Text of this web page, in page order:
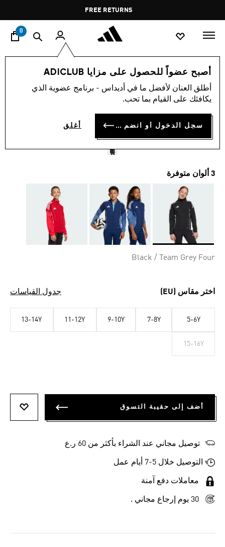
Pause
promotion
rotation
FREE RETURNS
0
أصبح عضواً للحصول على مزايا ADICLUB
أطلق العنان لأفضل ما في أديداس - برنامج عضوية الذي
يكافئك على القيام بما تحب.
سجل الدخول أو انضم الآن أغلق
الأطفال الملابس
جاكيت تدريب للأطفال TIRO 25
COMPETITION
OMR 26.25
3 ألوان متوفرة
Black / Team Grey Four
اختر مقاس (EU) جدول القياسات
5-6Y
7-8Y
9-10Y
11-12Y
13-14Y
15-16Y
أضف إلى حقيبة التسوق
توصيل مجاني عند الشراء بأكثر من 60 ر.ع
التوصيل خلال 5-7 أيام عمل
معاملات دفع آمنة